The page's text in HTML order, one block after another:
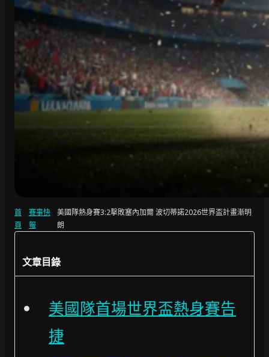
首
頁
賽事快
報
美國隊熱身賽3:2擊敗塞內加爾 波切蒂諾2026世界盃計畫漸明
朗
文章目錄
美國隊首場世界盃熱身賽告
捷